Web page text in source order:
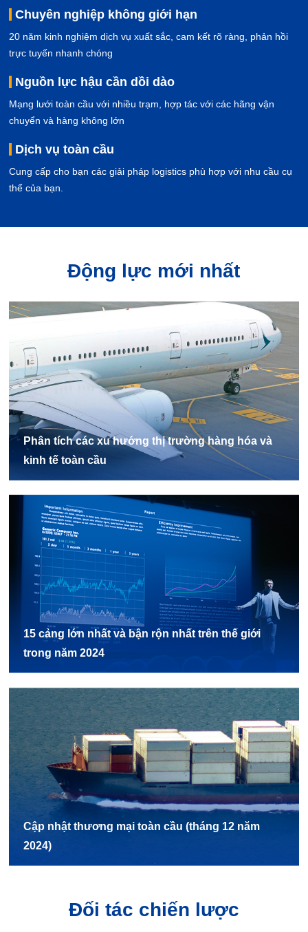
Chuyên nghiệp không giới hạn
20 năm kinh nghiệm dịch vụ xuất sắc, cam kết rõ ràng, phản hồi
trực tuyến nhanh chóng
Nguồn lực hậu cần dồi dào
Mạng lưới toàn cầu với nhiều trạm, hợp tác với các hãng vận
chuyển và hàng không lớn
Dịch vụ toàn cầu
Cung cấp cho bạn các giải pháp logistics phù hợp với nhu cầu cụ
thể của bạn.
Động lực mới nhất
Phân tích các xu hướng thị trường hàng hóa và
kinh tế toàn cầu
15 cảng lớn nhất và bận rộn nhất trên thế giới
trong năm 2024
Cập nhật thương mại toàn cầu (tháng 12 năm
2024)
Đối tác chiến lược